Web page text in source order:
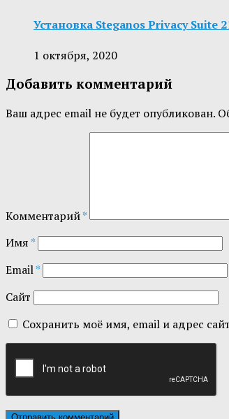
Установка Steganos Privacy Suite
1 октября, 2020
Добавить комментарий
Ваш адрес email не будет опубликован.
Комментарий*
Имя*
Email*
Сайт
Сохранить моё имя, email и адрес